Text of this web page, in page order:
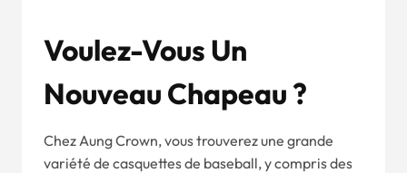
Voulez-Vous Un
Nouveau Chapeau ?
Chez Aung Crown, vous trouverez une grande
variété de casquettes de baseball, y compris des